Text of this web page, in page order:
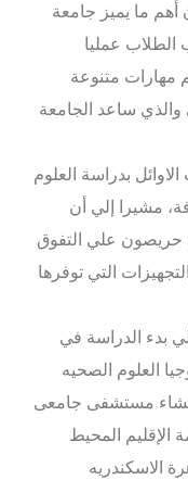
أهم ما يميز جامعة
الطلاب عمليا
مهارات متنوعة
والذي ساعد الجامعة
بدراسة العلوم
مشيرا إلي أن
حريصون علي التفوق
التي توفرها
بدء الدراسة في
العلوم الصحيه
مستشفى جامعى
الإقليم المحيط
الاسكندريه